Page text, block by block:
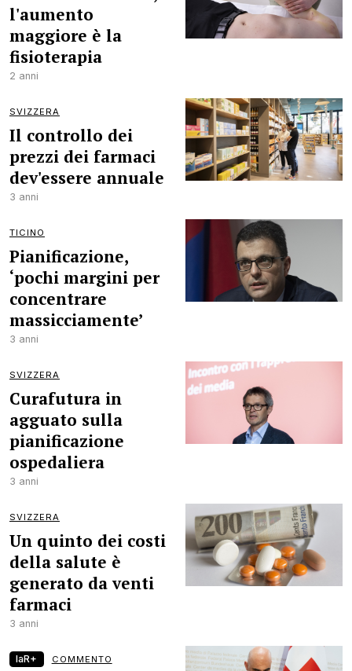
l'aumento
maggiore è la
fisioterapia
2 anni
SVIZZERA
Il controllo dei
prezzi dei farmaci
dev'essere annuale
3 anni
TICINO
Pianificazione,
‘pochi margini per
concentrare
massicciamente’
3 anni
SVIZZERA
Curafutura in
agguato sulla
pianificazione
ospedaliera
3 anni
SVIZZERA
Un quinto dei costi
della salute è
generato da venti
farmaci
3 anni
laR+ COMMENTO